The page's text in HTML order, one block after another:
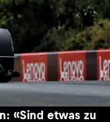
«Sind etwas zu